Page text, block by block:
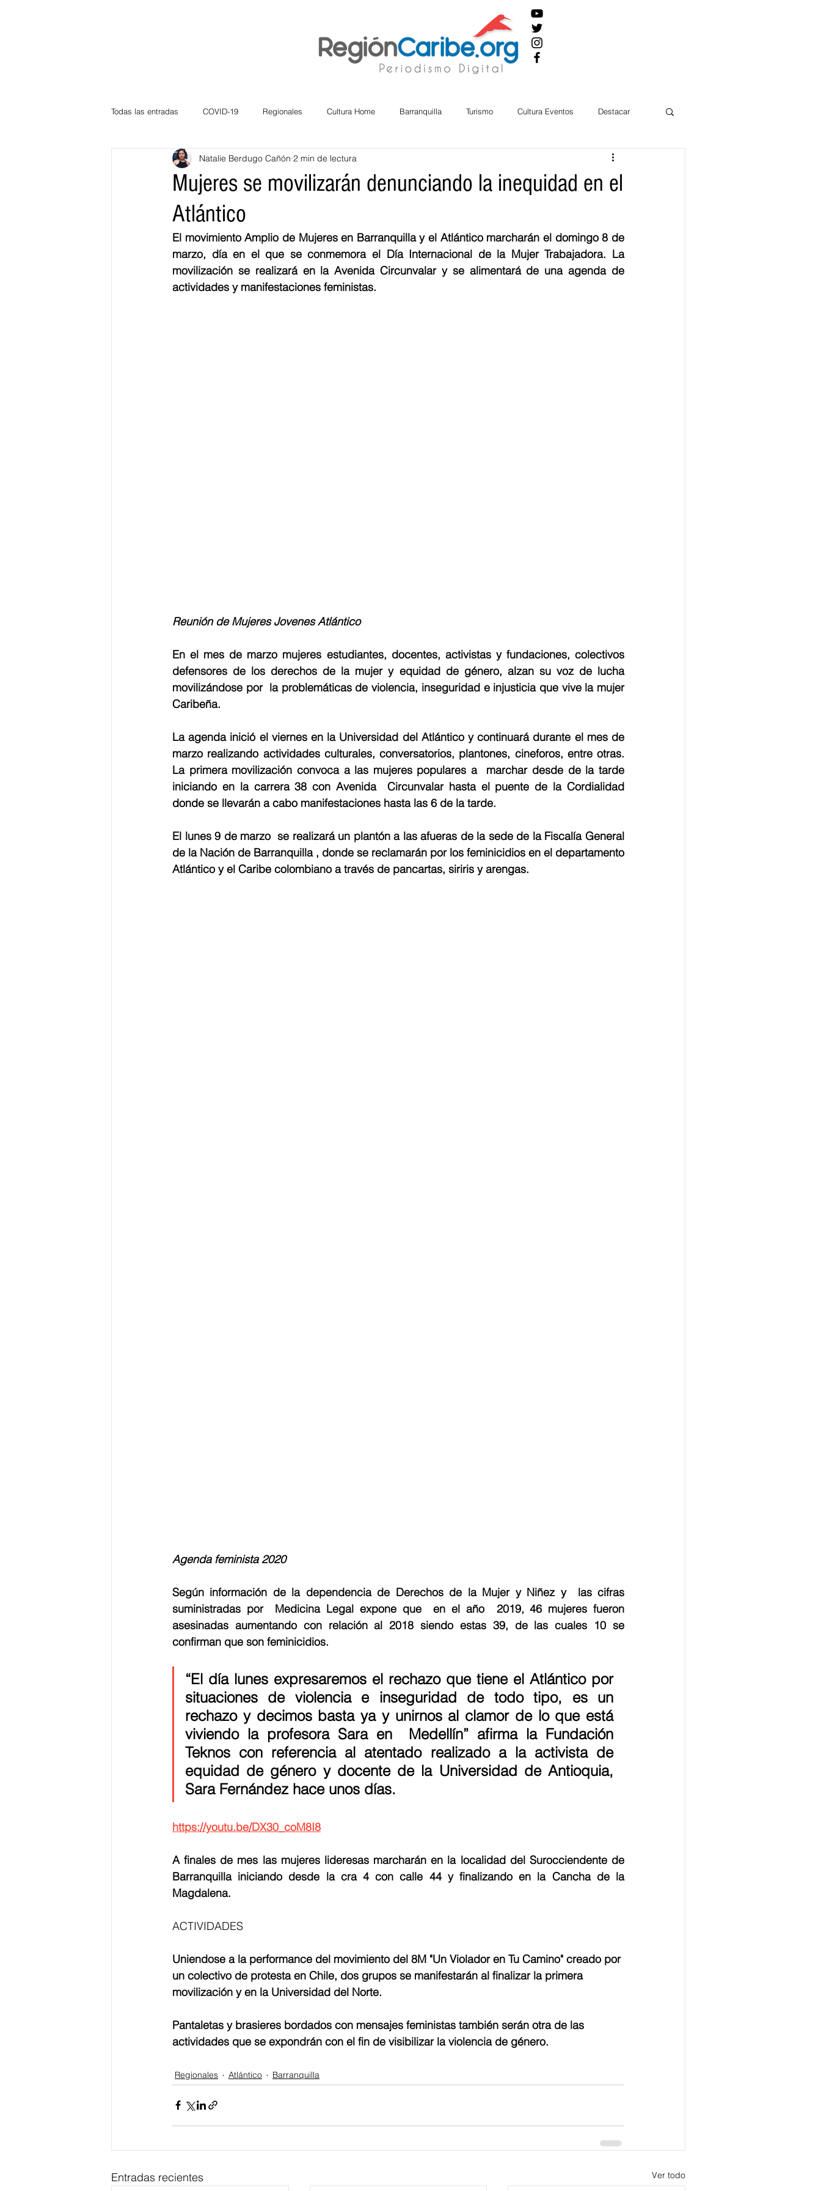
Todas las entradas COVID-19 Regionales Cultura Home Barranquilla Turismo Cultura Eventos Destacar
Atlántico La Guajira Cesar English
Bloggeros
Educación BID BIENESTAR AMBIENTAL AFRO
Mujeres se movilizarán denunciando la inequidad en el
Atlántico
Natalie Berdugo Cañón 2 min de lectura
El movimiento Amplio de Mujeres en Barranquilla y el Atlántico marcharán el domingo 8 de
marzo, día en el que se conmemora el Día Internacional de la Mujer Trabajadora. La
movilización se realizará en la Avenida Circunvalar y se alimentará de una agenda de
actividades y manifestaciones feministas.
Reunión de Mujeres Jovenes Atlántico
En el mes de marzo mujeres estudiantes, docentes, activistas y fundaciones, colectivos
defensores de los derechos de la mujer y equidad de género, alzan su voz de lucha
movilizándose por  la problemáticas de violencia, inseguridad e injusticia que vive la mujer
Caribeña.
La agenda inició el viernes en la Universidad del Atlántico y continuará durante el mes de
marzo realizando actividades culturales, conversatorios, plantones, cineforos, entre otras.
La primera movilización convoca a las mujeres populares a  marchar desde de la tarde
iniciando en la carrera 38 con Avenida  Circunvalar hasta el puente de la Cordialidad
donde se llevarán a cabo manifestaciones hasta las 6 de la tarde.
El lunes 9 de marzo  se realizará un plantón a las afueras de la sede de la Fiscalía General
de la Nación de Barranquilla , donde se reclamarán por los feminicidios en el departamento
Atlántico y el Caribe colombiano a través de pancartas, siriris y arengas.
Agenda feminista 2020
Según información de la dependencia de Derechos de la Mujer y Niñez y  las cifras
suministradas por  Medicina Legal expone que  en el año  2019, 46 mujeres fueron
asesinadas aumentando con relación al 2018 siendo estas 39, de las cuales 10 se
confirman que son feminicidios.
“El día lunes expresaremos el rechazo que tiene el Atlántico por
situaciones de violencia e inseguridad de todo tipo, es un
rechazo y decimos basta ya y unirnos al clamor de lo que está
viviendo la profesora Sara en  Medellín” afirma la Fundación
Teknos con referencia al atentado realizado a la activista de
equidad de género y docente de la Universidad de Antioquia,
Sara Fernández hace unos días.
https://youtu.be/DX30_coM8I8
A finales de mes las mujeres lideresas marcharán en la localidad del Surocciendente de
Barranquilla iniciando desde la cra 4 con calle 44 y finalizando en la Cancha de la
Magdalena.
ACTIVIDADES
Uniendose a la performance del movimiento del 8M "Un Violador en Tu Camino" creado por
un colectivo de protesta en Chile, dos grupos se manifestarán al finalizar la primera
movilización y en la Universidad del Norte.
Pantaletas y brasieres bordados con mensajes feministas también serán otra de las
actividades que se expondrán con el fin de visibilizar la violencia de género.
Regionales Atlántico Barranquilla
Entradas recientes Ver todo